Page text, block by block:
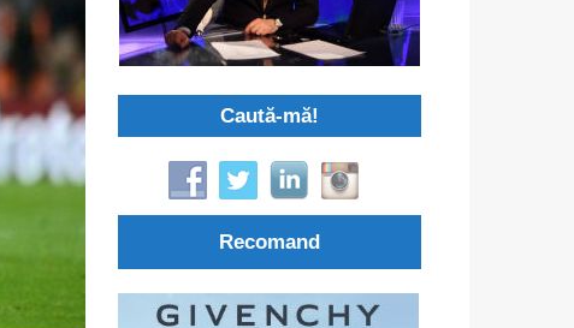
Caută-mă!
Recomand